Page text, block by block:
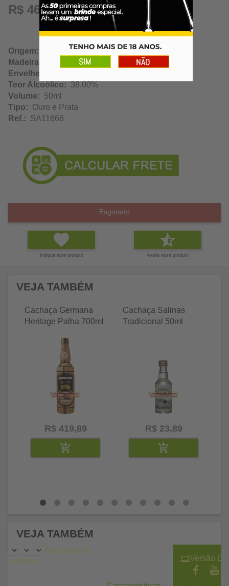
R$ 46,89
Origem: Torre de Pedra / São Paulo
Madeira:
Envelhecimento:
Teor Alcoólico: 38.00%
Volume: 50ml
Tipo: Ouro e Prata
Ref.: SA11668
Esgotado
Indique este produto Avalie esse produto
VEJA TAMBÉM
Cachaça Germana
Heritage Palha 700ml
R$ 419,89
Cachaça Salinas
Tradicional 50ml
R$ 23,89
VEJA TAMBÉM
Adicionar ao
carrinho
Versão